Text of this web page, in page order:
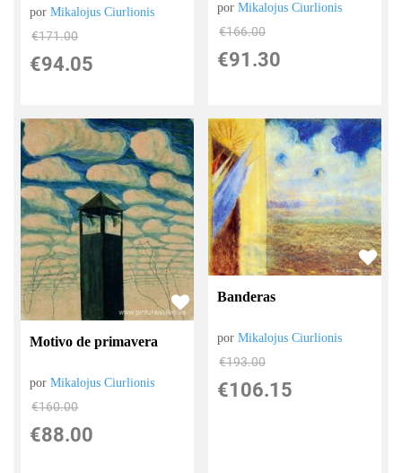
porMikalojus Ciurlionis
€171.00
€94.05
porMikalojus Ciurlionis
€166.00
€91.30
Motivo de primavera
porMikalojus Ciurlionis
€160.00
€88.00
Banderas
porMikalojus Ciurlionis
€193.00
€106.15